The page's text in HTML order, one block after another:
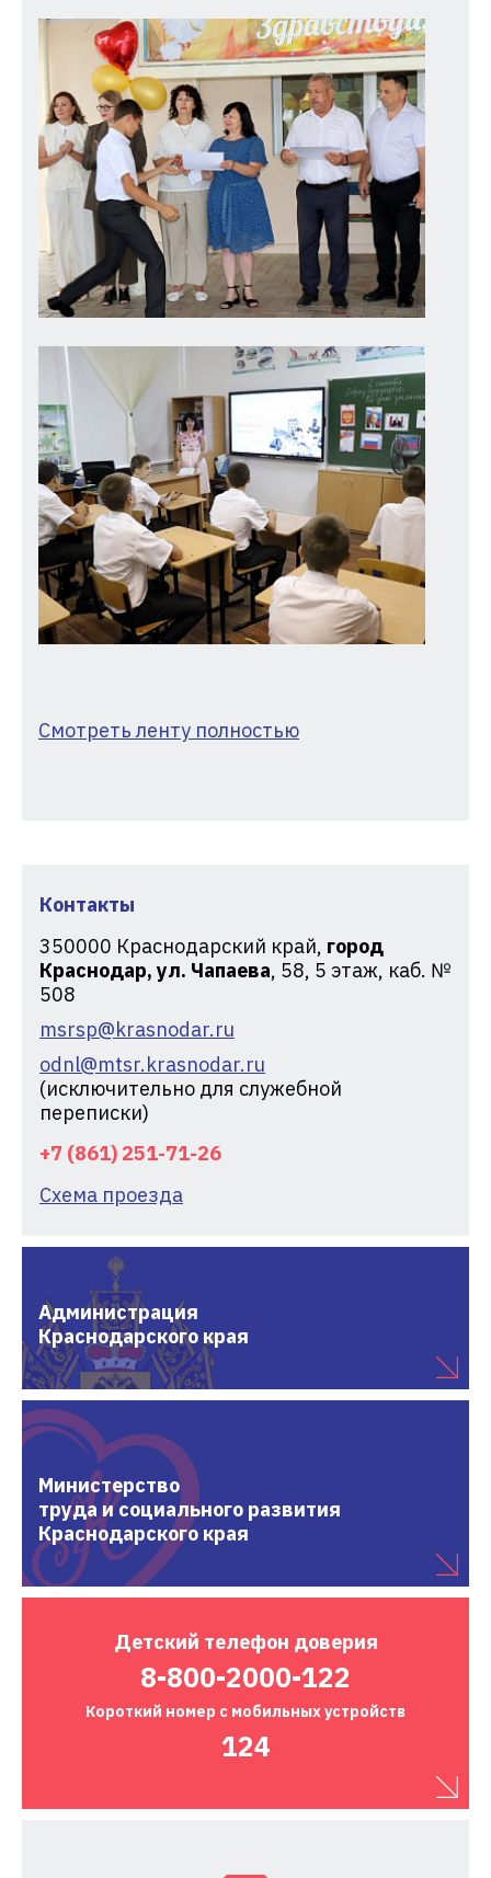
Контакты
350000 Краснодарский край, город
Краснодар, ул. Чапаева, 58, 5 этаж, каб. №
508
msrsp@krasnodar.ru
odnl@mtsr.krasnodar.ru
(исключительно для служебной
переписки)
+7 (861) 251-71-26
Схема проезда
Администрация
Краснодарского края
Министерство
труда и социального развития
Краснодарского края
Детский телефон доверия
8-800-2000-122
Короткий номер с мобильных устройств
124
Смотреть ленту полностью